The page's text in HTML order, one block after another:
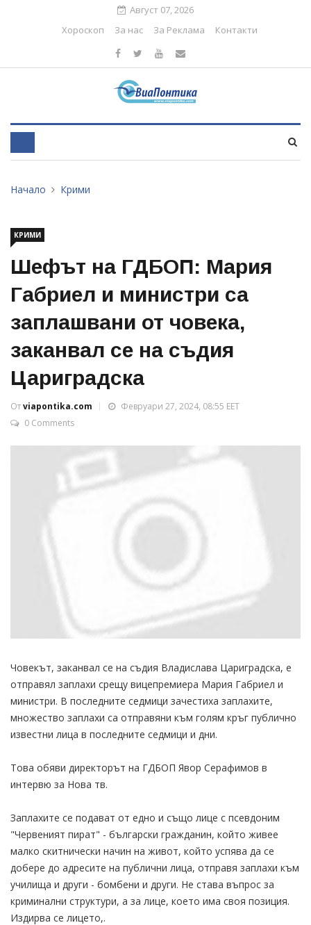
Август 07, 2026
Хороскоп
За нас За Реклама Контакти
Начало Крими
КРИМИ
Шефът на ГДБОП: Мария
Габриел и министри са
заплашвани от човека,
заканвал се на съдия
Цариградска
Отviapontika.com
Февруари 27, 2024, 08:55 EET
0 Comments
Човекът, заканвал се на съдия Владислава Цариградска, е
отправял заплахи срещу вицепремиера Мария Габриел и
министри. В последните седмици зачестиха заплахите,
множество заплахи са отправяни към голям кръг публично
известни лица в последните седмици и дни.
Това обяви директорът на ГДБОП Явор Серафимов в
интервю за Нова тв.
Заплахите се подават от едно и също лице с псевдоним
"Червеният пират" - български гражданин, който живее
малко скитнически начин на живот, който успява да се
добере до адресите на публични лица, отправя заплахи към
училища и други - бомбени и други. Не става въпрос за
криминални структури, а за лице, което има своя позиция.
Издирва се лицето,.